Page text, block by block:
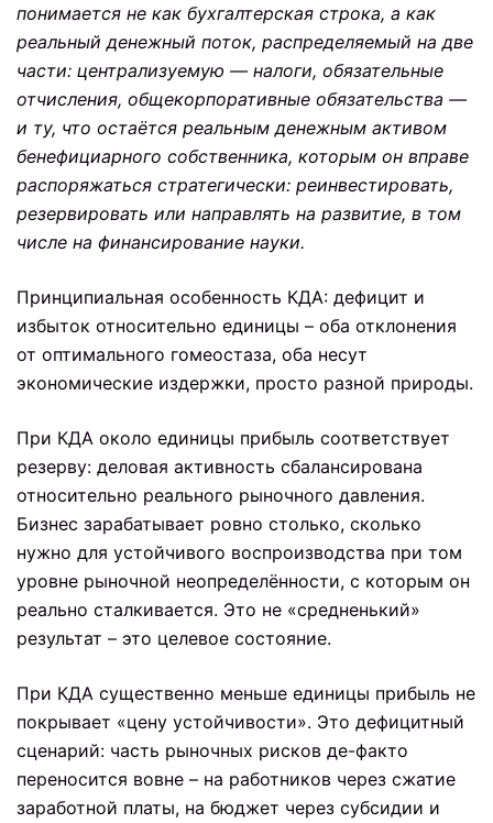
понимается не как бухгалтерская строка, а как
реальный денежный поток, распределяемый на две
части: централизуемую — налоги, обязательные
отчисления, общекорпоративные обязательства —
и ту, что остаётся реальным денежным активом
бенефициарного собственника, которым он вправе
распоряжаться стратегически: реинвестировать,
резервировать или направлять на развитие, в том
числе на финансирование науки.
Принципиальная особенность КДА: дефицит и
избыток относительно единицы – оба отклонения
от оптимального гомеостаза, оба несут
экономические издержки, просто разной природы.
При КДА около единицы прибыль соответствует
резерву: деловая активность сбалансирована
относительно реального рыночного давления.
Бизнес зарабатывает ровно столько, сколько
нужно для устойчивого воспроизводства при том
уровне рыночной неопределённости, с которым он
реально сталкивается. Это не «средненький»
результат – это целевое состояние.
При КДА существенно меньше единицы прибыль не
покрывает «цену устойчивости». Это дефицитный
сценарий: часть рыночных рисков де-факто
переносится вовне – на работников через сжатие
заработной платы, на бюджет через субсидии и